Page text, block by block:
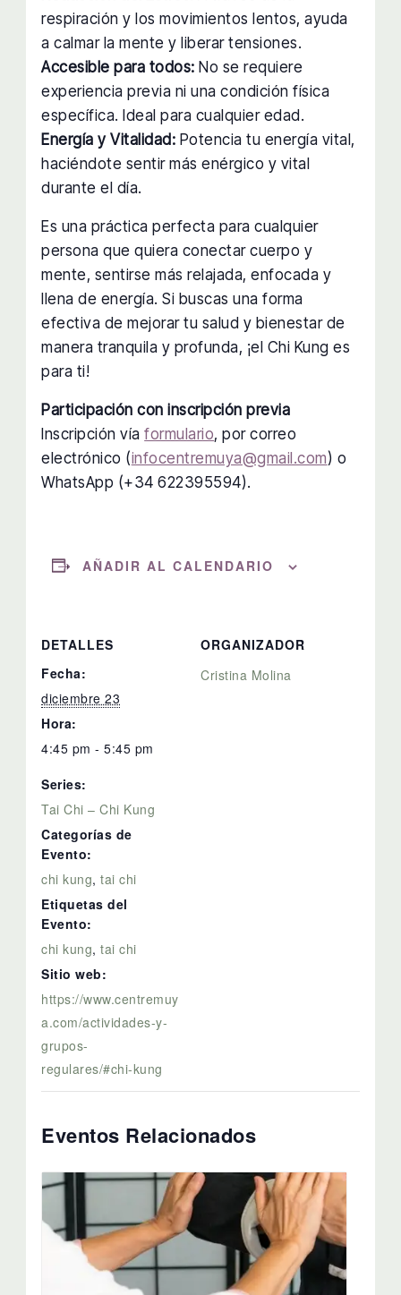
respiración y los movimientos lentos, ayuda
a calmar la mente y liberar tensiones.
Accesible para todos: No se requiere
experiencia previa ni una condición física
específica. Ideal para cualquier edad.
Energía y Vitalidad: Potencia tu energía vital,
haciéndote sentir más enérgico y vital
durante el día.
Es una práctica perfecta para cualquier
persona que quiera conectar cuerpo y
mente, sentirse más relajada, enfocada y
llena de energía. Si buscas una forma
efectiva de mejorar tu salud y bienestar de
manera tranquila y profunda, ¡el Chi Kung es
para ti!
Participación con inscripción previa
Inscripción víaformulario, por correo
electrónico (infocentremuya@gmail.com) o
WhatsApp (+34 622395594).
AÑADIR AL CALENDARIO
DETALLES
Fecha:
diciembre 23
Hora:
4:45 pm - 5:45 pm
Series:
Tai Chi – Chi Kung
Categorías de
Evento:
chi kung,tai chi
Etiquetas del
Evento:
chi kung,tai chi
Sitio web:
https://www.centremuy
a.com/actividades-y-
grupos-
regulares/#chi-kung
ORGANIZADOR
Cristina Molina
Eventos Relacionados